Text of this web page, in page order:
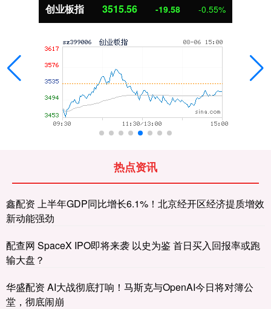
创业板指 3515.56 -19.58 -0.55%
热点资讯
鑫配资 上半年GDP同比增长6.1%！北京经开区经济提质增效
新动能强劲
配查网 SpaceX IPO即将来袭 以史为鉴 首日买入回报率或跑
输大盘？
华盛配资 AI大战彻底打响！马斯克与OpenAI今日将对簿公
堂，彻底闹崩